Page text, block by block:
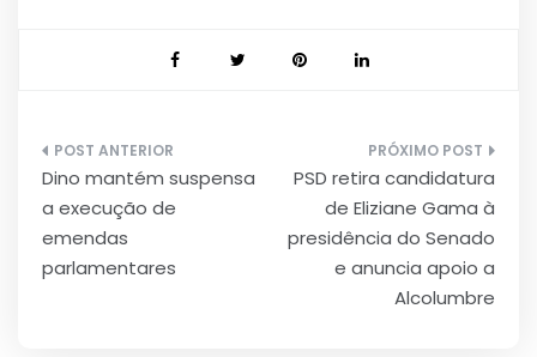
Navegação
de
Post
Dino mantém suspensa
a execução de
emendas
parlamentares
PSD retira candidatura
de Eliziane Gama à
presidência do Senado
e anuncia apoio a
Alcolumbre